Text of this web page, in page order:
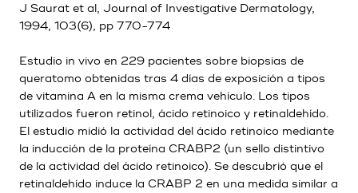
J Saurat et al, Journal of Investigative Dermatology,
1994, 103(6), pp 770-774
Estudio in vivo en 229 pacientes sobre biopsias de
queratomo obtenidas tras 4 días de exposición a tipos
de vitamina A en la misma crema vehículo. Los tipos
utilizados fueron retinol, ácido retinoico y retinaldehído.
El estudio midió la actividad del ácido retinoico mediante
la inducción de la proteína CRABP2 (un sello distintivo
de la actividad del ácido retinoico). Se descubrió que el
retinaldehído induce la CRABP 2 en una medida similar a